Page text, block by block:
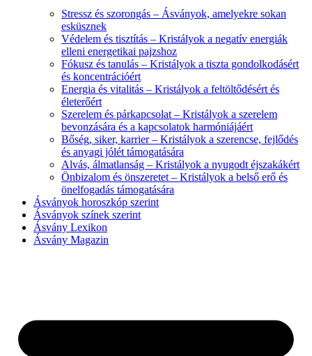
Stressz és szorongás – Ásványok, amelyekre sokan
esküsznek
Védelem és tisztítás – Kristályok a negatív energiák
elleni energetikai pajzshoz
Fókusz és tanulás – Kristályok a tiszta gondolkodásért
és koncentrációért
Energia és vitalitás – Kristályok a feltöltődésért és
életerőért
Szerelem és párkapcsolat – Kristályok a szerelem
bevonzására és a kapcsolatok harmóniájáért
Bőség, siker, karrier – Kristályok a szerencse, fejlődés
és anyagi jólét támogatására
Alvás, álmatlanság – Kristályok a nyugodt éjszakákért
Önbizalom és önszeretet – Kristályok a belső erő és
önelfogadás támogatására
Ásványok horoszkóp szerint
Ásványok színek szerint
Ásvány Lexikon
Ásvány Magazin